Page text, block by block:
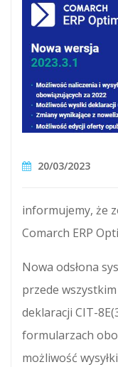
20/03/2023
informujemy, że
Comarch ERP
Nowa odsłona
przede
deklaracji CIT-
formularzach
możliwość